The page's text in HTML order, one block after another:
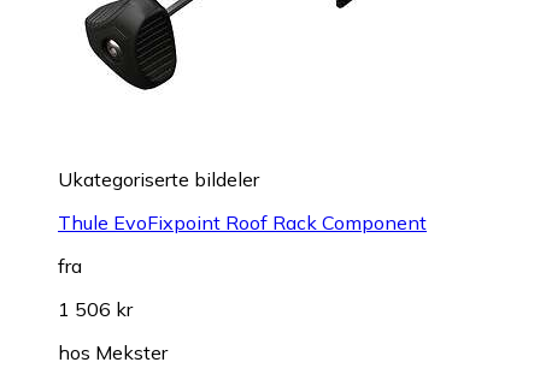
Ukategoriserte bildeler
Thule EvoFixpoint Roof Rack Component
fra
1 506 kr
hos Mekster